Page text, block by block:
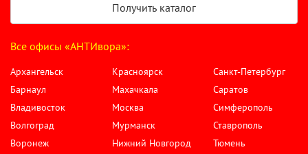
Получить каталог
Все офисы «АНТИвора»:
Архангельск
Барнаул
Владивосток
Волгоград
Воронеж
Красноярск
Махачкала
Москва
Мурманск
Нижний Новгород
Санкт-Петербург
Саратов
Симферополь
Ставрополь
Тюмень